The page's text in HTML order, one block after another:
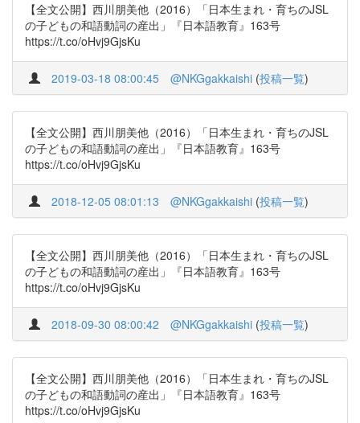
【全文公開】西川朋美他（2016）「日本生まれ・育ちのJSL
の子どもの和語動詞の産出」『日本語教育』163号
https://t.co/oHvj9GjsKu
2019-03-18 08:00:45 @NKGgakkaishi (投稿一覧)
【全文公開】西川朋美他（2016）「日本生まれ・育ちのJSL
の子どもの和語動詞の産出」『日本語教育』163号
https://t.co/oHvj9GjsKu
2018-12-05 08:01:13 @NKGgakkaishi (投稿一覧)
【全文公開】西川朋美他（2016）「日本生まれ・育ちのJSL
の子どもの和語動詞の産出」『日本語教育』163号
https://t.co/oHvj9GjsKu
2018-09-30 08:00:42 @NKGgakkaishi (投稿一覧)
【全文公開】西川朋美他（2016）「日本生まれ・育ちのJSL
の子どもの和語動詞の産出」『日本語教育』163号
https://t.co/oHvj9GjsKu